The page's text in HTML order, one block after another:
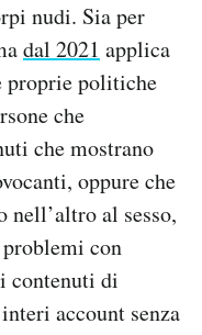
nudi. Sia per
dal 2021 applica
proprie politiche
che
che mostrano
oppure che
al sesso,
problemi con
contenuti di
account senza